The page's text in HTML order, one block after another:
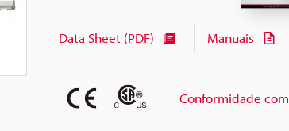
Data Sheet (PDF) Manuais
Conformidade